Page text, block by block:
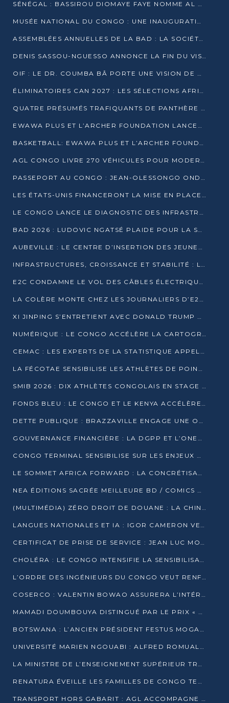
SÉNÉGAL : BASSIROU DIOMAYE FAYE NOMME AL AMINOU LÔ PREMIER MINISTRE
MUSÉE NATIONAL DU CONGO : UNE INAUGURATION PORTEUSE D’ESPOIR POUR LA CULTURE
ASSEMBLÉES ANNUELLES DE LA BAD : LA SOCIÉTÉ CIVILE CONGOLAISE À LA RECHERCHE DE PARTENAIRES POUR SES PROJETS
DENIS SASSOU-NGUESSO ANNONCE LA FIN DU VISA POUR LES AFRICAINS EN 2027
OIF : LE DR. COUMBA BÂ PORTE UNE VISION DE DIALOGUE, DE STABILITÉ ET DE RÉFORME À LA TÊTE
ÉLIMINATOIRES CAN 2027 : LES SÉLECTIONS AFRICAINES CONNAISSENT LEURS ADVERSAIRES
QUATRE PRÉSUMÉS TRAFIQUANTS DE PANTHÈRE ARRÊTÉS À EWO
EWAWA PLUS ET L’ARCHER FOUNDATION LANCENT UN CAMP DE BASKET POUR LES JEUNES À BRAZZAVILLE
BASKETBALL: EWAWA PLUS ET L’ARCHER FOUNDATION LANCENT UN CAMP POUR LES JEUNES
AGL CONGO LIVRE 270 VÉHICULES POUR MODERNISER LE TRANSPORT URBAIN
PASSEPORT AU CONGO : JEAN-OLESSONGO ONDAYE VEUT METTRE FIN AUX LENTEURS ADMINISTRATIVES
LES ÉTATS-UNIS FINANCERONT LA MISE EN PLACE DE JUSQU’À 50 CLINIQUES DE LUTTE CONTRE L’EBOLA
LE CONGO LANCE LE DIAGNOSTIC DES INFRASTRUCTURES SPORTIVES DU COMPLEXE DE KINTÉLÉ
BAD 2026 : LUDOVIC NGATSÉ PLAIDE POUR LA SOUVERAINETÉ FINANCIÈRE AFRICAINE
AUBEVILLE : LE CENTRE D’INSERTION DES JEUNES PRÊT À OUVRIR SES PORTES
INFRASTRUCTURES, CROISSANCE ET STABILITÉ : LA GUINÉE AFFÛTE SES AMBITIONS
E2C CONDAMNE LE VOL DES CÂBLES ÉLECTRIQUES APRÈS UNE VIDÉO VIRALE
LA COLÈRE MONTE CHEZ LES JOURNALIERS D’E2C QUI DÉNONCENT 20 ANS DE PRÉCARITÉ
XI JINPING S’ENTRETIENT AVEC DONALD TRUMP À BEIJING
NUMÉRIQUE : LE CONGO ACCÉLÈRE LA CARTOGRAPHIE DE SES INFRASTRUCTURES DIGITALES
CEMAC : LES EXPERTS DE LA STATISTIQUE APPELLENT À RENFORCER LA SÉCURISATION DES DONNÉES
LA FÉCOTAE SENSIBILISE LES ATHLÈTES DE POINTE-NOIRE À L’HYGIÈNE ALIMENTA
SMIB 2026 : DIX ATHLÈTES CONGOLAIS EN STAGE AU KENYA
FONDS BLEU : LE CONGO ET LE KENYA ACCÉLÈRENT LA MOBILISATION DES FINANCEMENTS
DETTE PUBLIQUE : BRAZZAVILLE ENGAGE UNE OPÉRATION DE RACHAT DE 575 MILLIONS DE DOLLARS
GOUVERNANCE FINANCIÈRE : LA DGPP ET L’ONEC-C VERS UN PARTENARIAT POUR ASSAINIR LES ENTREPRISES PUBLIQUES
CONGO TERMINAL SENSIBILISE SUR LES ENJEUX DE LA SANTÉ MENTALE EN
LE SOMMET AFRICA FORWARD : LA CONCRÉTISATION DE PARTENARIATS ÉQUILIBRÉS ET TOURNÉS VERS L’AVENIR ENTRE LE CONTINENT AFRICAIN ET LA FRANCE
NEA ÉDITIONS SACRÉE MEILLEURE BD / COMICS D’AFRIQUE AU KENYA
(MULTIMÉDIA) ZÉRO DROIT DE DOUANE : LA CHINE ET L’AFRIQUE VERS UNE PROXIMITÉ SANS PRÉCÉDENT (PAPIER GÉNÉRAL)
LANGUES NATIONALES ET IA : IGOR CAMERON VEUT ARRIMER LA STRATÉGIE IA À LA LOI SUR LA RECHERCHE
CERTIFICAT DE PRISE DE SERVICE : JEAN LUC MOUTHOU DÉMENT UNE « FAKE NEWS »
CHOLÉRA : LE CONGO INTENSIFIE LA SENSIBILISATION AU MARCHÉ DE TALANGAÏ
L’ORDRE DES INGÉNIEURS DU CONGO VEUT RENFORCER L’ÉTHIQUE ET LA CRÉDIBILITÉ DE LA PROFESSION
COSERCO : VALENTIN BOWAO ASSURERA L’INTÉRIM À LA TÊTE DU BUREAU EXÉCUTIF NATIONAL
MAMADI DOUMBOUYA DISTINGUÉ PAR LE PRIX « SUPER GRAND BÂTISSEUR BABACAR N’DIAYE »
BOTSWANA : L’ANCIEN PRÉSIDENT FESTUS MOGAE EST MORT À 86 ANS
UNIVERSITÉ MARIEN NGOUABI : ALFRED ROMUALD NGUYA POATY SOUTIENT UNE THÈSE SUR LE PARADOXE DE LA CROISSANCE EN ZONE CEMAC
LA MINISTRE DE L’ENSEIGNEMENT SUPÉRIEUR TRACE SA FEUILLE DE ROUTE
RENATURA ÉVEILLE LES FAMILLES DE CONGO TERMINAL À LA PROTECTION DE L’ENVIRONNEMENT
TRANSPORT HORS GABARIT : AGL ACCOMPAGNE LE DÉVELOPPEMENT DU SECTEUR BRASSICOLE AU CONGO